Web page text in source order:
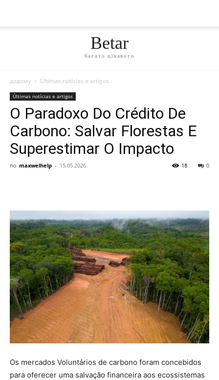
Betar
багато цікавого
додому Últimas notícias e artigos
Últimas notícias e artigos
O Paradoxo Do Crédito De
Carbono: Salvar Florestas E
Superestimar O Impacto
по maxwelhelp - 15.05.2026 0
18
Os mercados Voluntários de carbono foram concebidos
para oferecer uma salvação financeira aos ecossistemas